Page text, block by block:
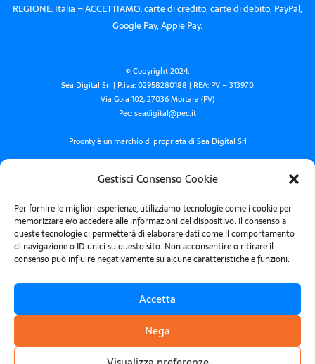
Gestisci Consenso Cookie
Per fornire le migliori esperienze, utilizziamo tecnologie come i cookie per
memorizzare e/o accedere alle informazioni del dispositivo. Il consenso a
queste tecnologie ci permetterà di elaborare dati come il comportamento
di navigazione o ID unici su questo sito. Non acconsentire o ritirare il
consenso può influire negativamente su alcune caratteristiche e funzioni.
Accetta
Nega
REGIONE: Italia – ACCETTIAMO: carte di credito, carte di debito, PayPal,
Google Pay, Apple Pay.
© Copyright 2024.
Sea Digital Srl | P.iva: 02958280188 | REA: PV – 313970
Via Goia 102, 27036 Mortara (PV)
Pec: seadigital@pec.it
Proonty è un marchio di proprietà di Sea Digital Srl
Termini e condizioni
Cookie Policy
Fatti trovare Proonto, iscriviti alla newsletter!
privacy policy